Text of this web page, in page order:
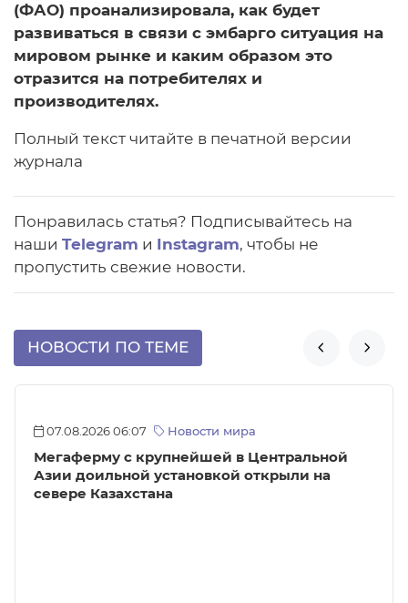
(ФАО) проанализировала, как будет
развиваться в связи с эмбарго ситуация на
мировом рынке и каким образом это
отразится на потребителях и
производителях.
Полный текст читайте в печатной версии
журнала
Понравилась статья? Подписывайтесь на
наши Telegram и Instagram, чтобы не
пропустить свежие новости.
НОВОСТИ ПО ТЕМЕ  
07.08.2026 06:07 Новости мира
Мегаферму с крупнейшей в Центральной
Азии доильной установкой открыли на
севере Казахстана